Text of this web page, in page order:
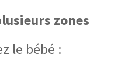
zones
le bébé :